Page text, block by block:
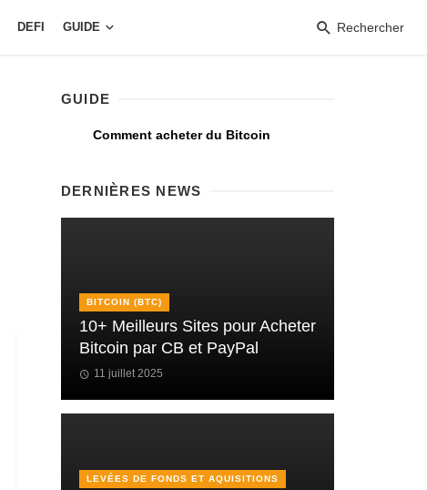
DEFI GUIDE Rechercher
GUIDE
Comment acheter du Bitcoin
DERNIÈRES NEWS
BITCOIN (BTC)
10+ Meilleurs Sites pour Acheter
Bitcoin par CB et PayPal
11 juillet 2025
LEVÉES DE FONDS ET AQUISITIONS